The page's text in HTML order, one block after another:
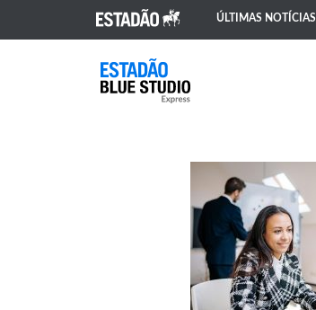
ÚLTIMAS NOTÍCIAS